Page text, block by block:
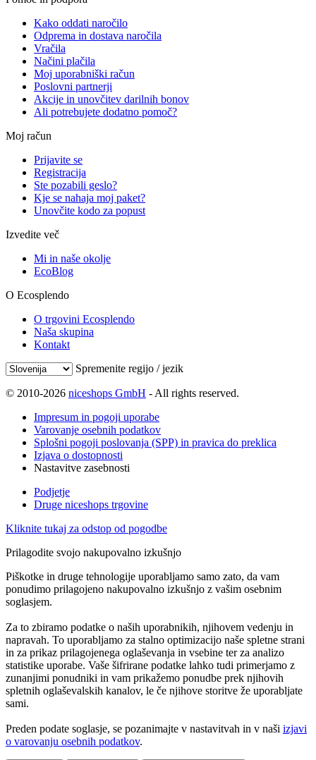
Kako oddati naročilo
Odprema in dostava naročila
Vračila
Načini plačila
Moj uporabniški račun
Poslovni partnerji
Akcije in unovčitev darilnih bonov
Ali potrebujete dodatno pomoč?
Moj račun
Prijavite se
Registracija
Ste pozabili geslo?
Kje se nahaja moj paket?
Unovčite kodo za popust
Izvedite več
Mi in naše okolje
EcoBlog
O Ecosplendo
O trgovini Ecosplendo
Naša skupina
Kontakt
Spremenite regijo / jezik
© 2010-2026 niceshops GmbH - All rights reserved.
Impresum in pogoji uporabe
Varovanje osebnih podatkov
Splošni pogoji poslovanja (SPP) in pravica do preklica
Izjava o dostopnosti
Nastavitve zasebnosti
Podjetje
Druge niceshops trgovine
Kliknite tukaj za odstop od pogodbe
Prilagodite svojo nakupovalno izkušnjo
Piškotke in druge tehnologije uporabljamo samo zato, da vam
ponudimo prilagojeno nakupovalno izkušnjo z vašim osebnim
soglasjem.
Za to zbiramo podatke o naših uporabnikih, njihovem vedenju in
napravah. To uporabljamo za stalno optimizacijo naše spletne strani
in za prikaz prilagojenega oglaševanja in vsebine ter za analizo
statistike uporabe. Vaše šifrirane podatke lahko tudi primerjamo z
zunanjimi ponudniki in vam prikažemo ponudbe prek njihovih
spletnih oglaševalskih kanalov, le če njihove storitve že uporabljate
sami.
Preden podate soglasje, se pozanimajte v nastavitvah in v naši izjavi
o varovanju osebnih podatkov.